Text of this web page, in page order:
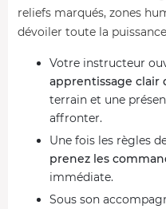
reliefs marqués, zones
dévoiler toute la
Votre instructeur
apprentissage clair
terrain et une
affronter.
Une fois les règles
prenez les
immédiate.
Sous son